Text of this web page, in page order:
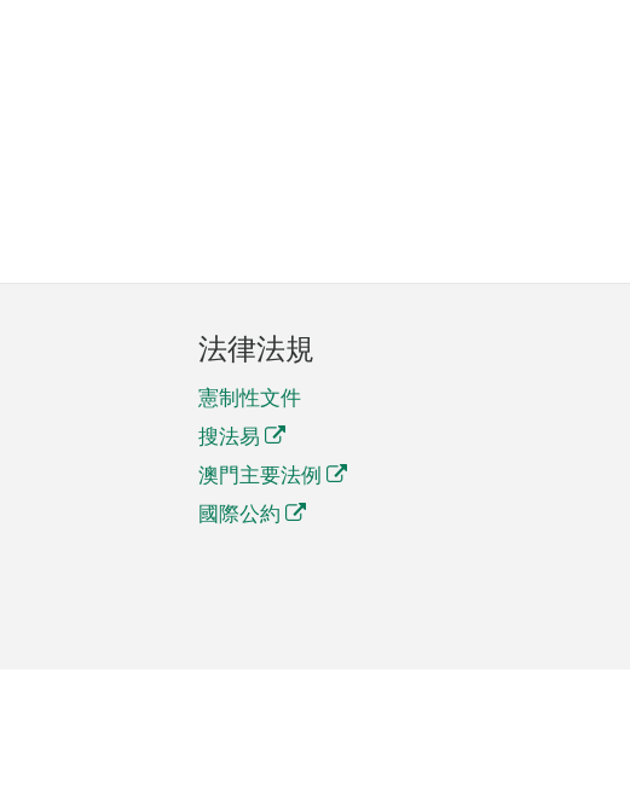
法律法規
憲制性文件
搜法易
澳門主要法例
國際公約